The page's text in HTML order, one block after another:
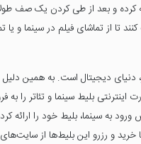
کرده و بعد از طی کردن یک صف
تا از تماشای فیلم در سینما و یا
دنیای دیجیتال است. به همین
بلیط سینما و تئاتر را به
ورود به سینما، بلیط خود را ارائه
خرید و رزرو این بلیط‌ها از